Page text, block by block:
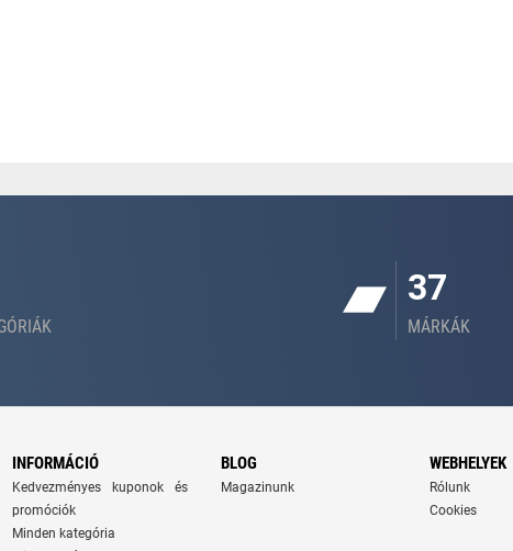
37
MÁRKÁK
INFORMÁCIÓ
Kedvezményes kuponok és
promóciók
Minden kategória
BLOG
Magazinunk
WEBHELYEK
Rólunk
Cookies